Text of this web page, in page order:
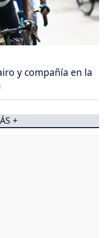
y compañía en la
+